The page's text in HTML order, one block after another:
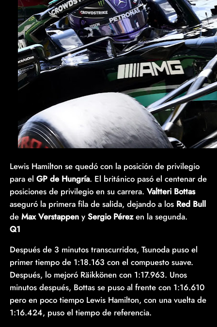
Lewis Hamilton se quedó con la posición de privilegio
para el GP de Hungría. El británico pasó el centenar de
posiciones de privilegio en su carrera. Valtteri Bottas
aseguró la primera fila de salida, dejando a los Red Bull
de Max Verstappen y Sergio Pérezen la segunda.
Q1
Después de 3 minutos transcurridos, Tsunoda puso el
primer tiempo de 1:18.163 con el compuesto suave.
Después, lo mejoró Räikkönen con 1:17.963. Unos
minutos después, Bottas se puso al frente con 1:16.610
pero en poco tiempo Lewis Hamilton, con una vuelta de
1:16.424, puso el tiempo de referencia.